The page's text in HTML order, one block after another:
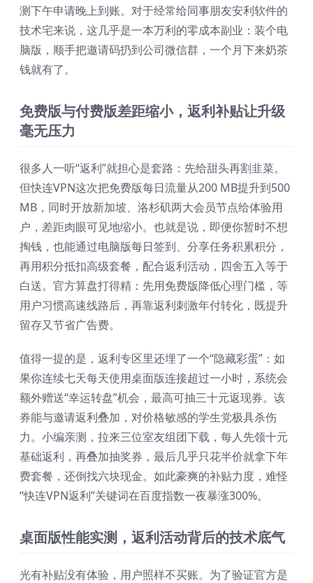
测下午申请晚上到账。对于经常给同事朋友安利软件的
技术宅来说，这几乎是一本万利的零成本副业：装个电
脑版，顺手把邀请码扔到公司微信群，一个月下来奶茶
钱就有了。
免费版与付费版差距缩小，返利补贴让升级
毫无压力
很多人一听“返利”就担心是套路：先给甜头再割韭菜。
但快连VPN这次把免费版每日流量从200 MB提升到500
MB，同时开放新加坡、洛杉矶两大会员节点给体验用
户，差距肉眼可见地缩小。也就是说，即便你暂时不想
掏钱，也能通过电脑版每日签到、分享任务积累积分，
再用积分抵扣高级套餐，配合返利活动，四舍五入等于
白送。官方算盘打得精：先用免费版降低心理门槛，等
用户习惯高速线路后，再靠返利刺激年付转化，既提升
留存又节省广告费。
值得一提的是，返利专区里还埋了一个“隐藏彩蛋”：如
果你连续七天每天使用桌面版连接超过一小时，系统会
额外赠送“幸运转盘”机会，最高可抽三十元返现券。该
券能与邀请返利叠加，对价格敏感的学生党极具杀伤
力。小编亲测，拉来三位室友组团下载，每人先领十元
基础返利，再叠加抽奖券，最后几乎只花半价就拿下年
费套餐，还倒找六块现金。如此豪爽的补贴力度，难怪
“快连VPN返利”关键词在百度指数一夜暴涨300%。
桌面版性能实测，返利活动背后的技术底气
光有补贴没有体验，用户照样不买账。为了验证官方是